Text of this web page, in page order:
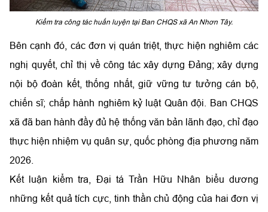
Kiểm tra công tác huấn luyện tại Ban CHQS xã An Nhơn Tây.
Bên cạnh đó, các đơn vị quán triệt, thực hiện nghiêm các
nghị quyết, chỉ thị về công tác xây dựng Đảng; xây dựng
nội bộ đoàn kết, thống nhất, giữ vững tư tưởng cán bộ,
chiến sĩ; chấp hành nghiêm kỷ luật Quân đội. Ban CHQS
xã đã ban hành đầy đủ hệ thống văn bản lãnh đạo, chỉ đạo
thực hiện nhiệm vụ quân sự, quốc phòng địa phương năm
2026.
Kết luận kiểm tra, Đại tá Trần Hữu Nhân biểu dương
những kết quả tích cực, tinh thần chủ động của hai đơn vị